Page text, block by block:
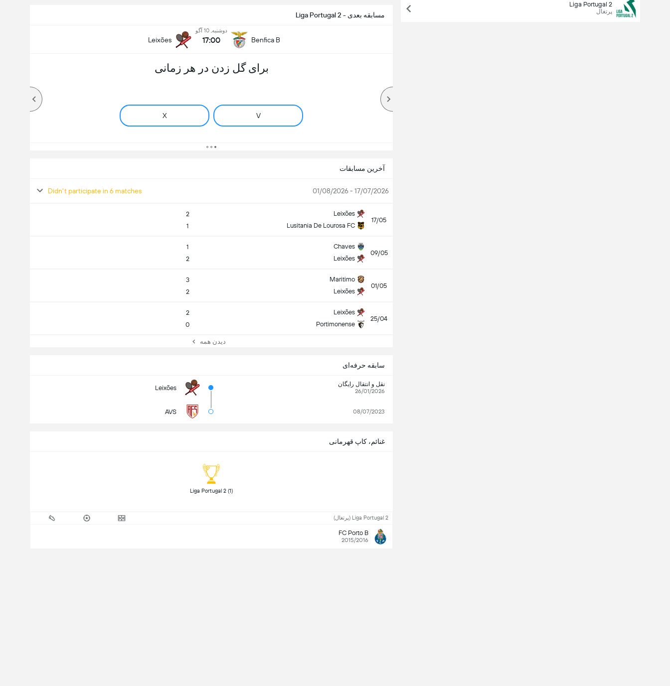
Liga Portugal 2
پرتغال مسابقه بعدی - Liga Portugal 2
Benfica B
دوشنبه, 10 آگو
17:00
Leixões
برای گل زدن در هر زمانی
V
X
آخرین مسابقات
17/07/2026 - 01/08/2026
Didn't participate in 6 matches
17/05
Leixões
Lusitania De Lourosa FC
2
1
09/05
Chaves
Leixões
1
2
01/05
Maritimo
Leixões
3
2
25/04
Leixões
Portimonense
2
0
دیدن همه
سابقه حرفه‌ای
نقل و انتقال رایگان
26/01/2026
Leixões
08/07/2023
AVS
غنائم، کاپ قهرمانی
Liga Portugal 2 (پرتغال)
FC Porto B
2015/2016